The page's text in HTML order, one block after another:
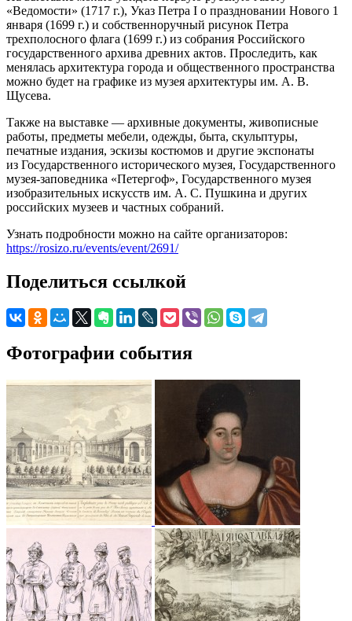
«Ведомости» (1717 г.), Указ Петра I о праздновании Нового 1
января (1699 г.) и собственноручный рисунок Петра
трехполосного флага (1699 г.) из собрания Российского
государственного архива древних актов. Проследить, как
менялась архитектура города и общественного пространства
можно будет на графике из музея архитектуры им. А. В.
Щусева.
Также на выставке — архивные документы, живописные
работы, предметы мебели, одежды, быта, скульптуры,
печатные издания, эскизы костюмов и другие экспонаты
из Государственного исторического музея, Государственного
музея-заповедника «Петергоф», Государственного музея
изобразительных искусств им. А. С. Пушкина и других
российских музеев и частных собраний.
Узнать подробности можно на сайте организаторов:
https://rosizo.ru/events/event/2691/
Поделиться ссылкой
Фотографии события